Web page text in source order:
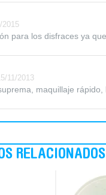
2015
para los disfraces ya
11/2013
maquillaje